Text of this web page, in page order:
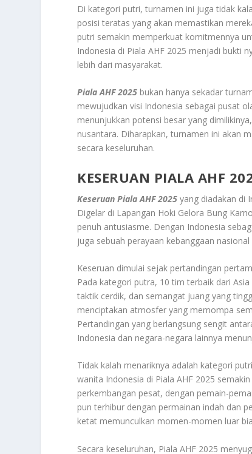
Di kategori putri, turnamen ini juga tidak
posisi teratas yang akan memastikan
putri semakin memperkuat komitmennya
Indonesia di Piala AHF 2025 menjadi bukti
lebih dari masyarakat.
Piala AHF 2025 bukan hanya sekadar
mewujudkan visi Indonesia sebagai pusat
menunjukkan potensi besar yang
nusantara. Diharapkan, turnamen ini akan
secara keseluruhan.
KESERUAN PIALA AHF
Keseruan Piala AHF 2025 yang diadakan di
Digelar di Lapangan Hoki Gelora Bung
penuh antusiasme. Dengan Indonesia
juga sebuah perayaan kebanggaan
Keseruan dimulai sejak pertandingan
Pada kategori putra, 10 tim terbaik dari
taktik cerdik, dan semangat juang yang
menciptakan atmosfer yang memompa
Pertandingan yang berlangsung sengit
Indonesia dan negara-negara lainnya
Tidak kalah menariknya adalah kategori
wanita Indonesia di Piala AHF 2025
perkembangan pesat, dengan pemain-
pun terhibur dengan permainan indah dan
ketat memunculkan momen-momen luar
Secara keseluruhan, Piala AHF 2025